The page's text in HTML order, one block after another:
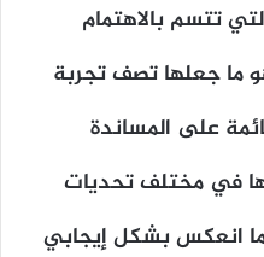
تتسم بالاهتمام
ما جعلها تصف تجربة
على المساندة
في مختلف تحديات
انعكس بشكل إيجابي